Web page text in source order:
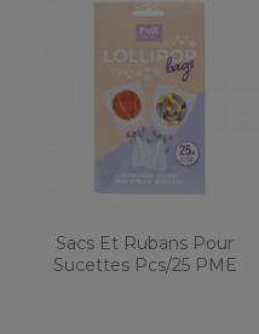
Sacs Et Rubans Pour
Sucettes Pcs/25 PME